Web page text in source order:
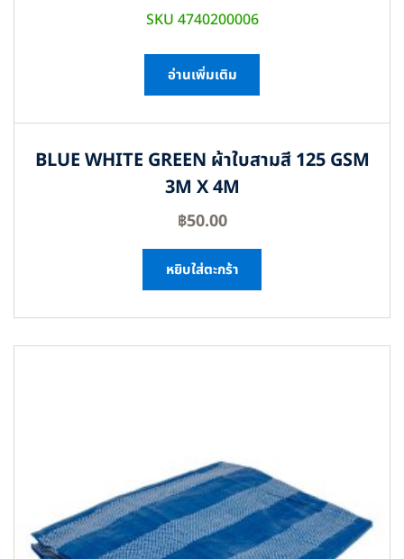
SKU 4740200006
อ่านเพิ่มเติม
BLUE WHITE GREEN ผ้าใบสามสี 125 GSM
3M X 4M
฿50.00
หยิบใส่ตะกร้า